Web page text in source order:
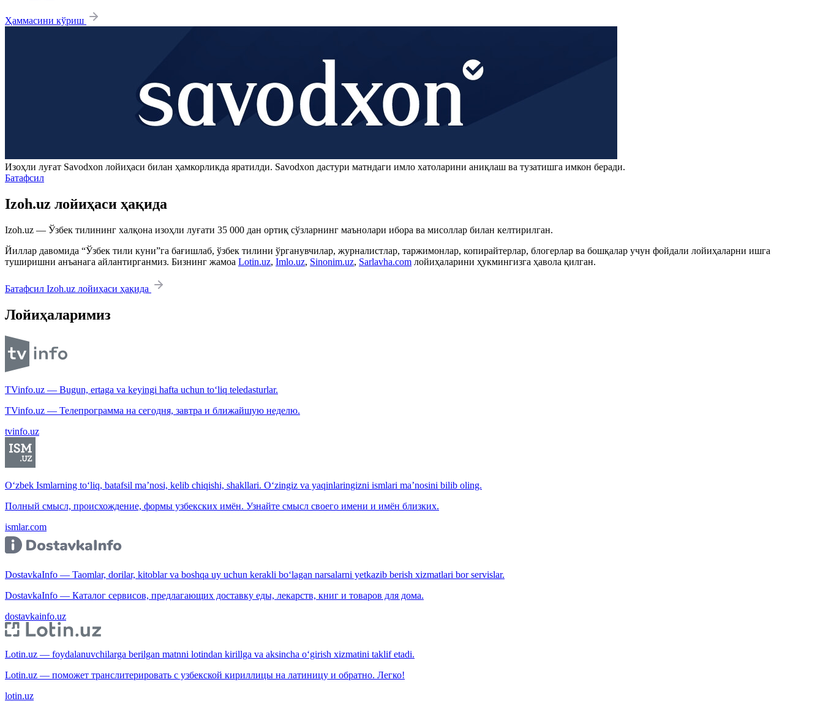
Ҳаммасини кўриш
Изоҳли луғат Savodxon лойиҳаси билан ҳамкорликда яратилди. Savodxon дастури матндаги имло хатоларини аниқлаш ва тузатишга имкон беради.
Батафсил
Izoh.uz лойиҳаси ҳақида
Izoh.uz — Ўзбек тилининг халқона изоҳли луғати 35 000 дан ортиқ сўзларнинг маънолари ибора ва мисоллар билан келтирилган.
Йиллар давомида “Ўзбек тили куни”га бағишлаб, ўзбек тилини ўрганувчилар, журналистлар, таржимонлар, копирайтерлар, блогерлар ва бошқалар учун фойдали лойиҳаларни ишга
туширишни анъанага айлантирганмиз. Бизнинг жамоа Lotin.uz, Imlo.uz, Sinonim.uz, Sarlavha.com лойиҳаларини ҳукмингизга ҳавола қилган.
Батафсил Izoh.uz лойиҳаси ҳақида
Лойиҳаларимиз
TVinfo.uz — Bugun, ertaga va keyingi hafta uchun to‘liq teledasturlar.
TVinfo.uz — Телепрограмма на сегодня, завтра и ближайшую неделю.
tvinfo.uz
O‘zbek Ismlarning to‘liq, batafsil ma’nosi, kelib chiqishi, shakllari. O‘zingiz va yaqinlaringizni ismlari ma’nosini bilib oling.
Полный смысл, происхождение, формы узбекских имён. Узнайте смысл своего имени и имён близких.
ismlar.com
DostavkaInfo — Taomlar, dorilar, kitoblar va boshqa uy uchun kerakli bo‘lagan narsalarni yetkazib berish xizmatlari bor servislar.
DostavkaInfo — Каталог сервисов, предлагающих доставку еды, лекарств, книг и товаров для дома.
dostavkainfo.uz
Lotin.uz — foydalanuvchilarga berilgan matnni lotindan kirillga va aksincha o‘girish xizmatini taklif etadi.
Lotin.uz — поможет транслитерировать с узбекской кириллицы на латиницу и обратно. Легко!
lotin.uz